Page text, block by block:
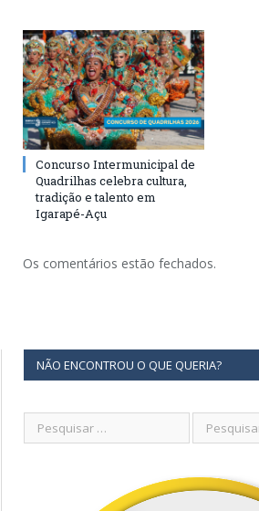
Concurso Intermunicipal de
Quadrilhas celebra cultura,
tradição e talento em
Igarapé-Açu
Os comentários estão fechados.
NÃO ENCONTROU O QUE QUERIA?